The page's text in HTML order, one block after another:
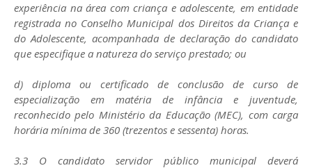
experiência na área com criança e adolescente, em entidade
registrada no Conselho Municipal dos Direitos da Criança e
do Adolescente, acompanhada de declaração do candidato
que especifique a natureza do serviço prestado; ou
d) diploma ou certificado de conclusão de curso de
especialização em matéria de infância e juventude,
reconhecido pelo Ministério da Educação (MEC), com carga
horária mínima de 360 (trezentos e sessenta) horas.
3.3 O candidato servidor público municipal deverá